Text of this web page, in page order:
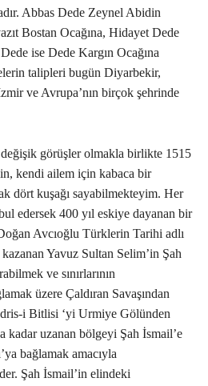
Abbas Dede Zeynel Abidin
Bostan Ocağına, Hidayet Dede
ise Dede Kargın Ocağına
talipleri bugün Diyarbekir,
ve Avrupa’nın birçok şehrinde
görüşler olmakla birlikte 1515
kendi ailem için kabaca bir
dört kuşağı sayabilmekteyim. Her
edersek 400 yıl eskiye dayanan bir
Avcıoğlu Türklerin Tarihi adlı
kazanan Yavuz Sultan Selim’in Şah
ve sınırlarının
üzere Çaldıran Savaşından
i Bitlisi ‘yi Urmiye Gölünden
kadar uzanan bölgeyi Şah İsmail’e
bağlamak amacıyla
Şah İsmail’in elindeki